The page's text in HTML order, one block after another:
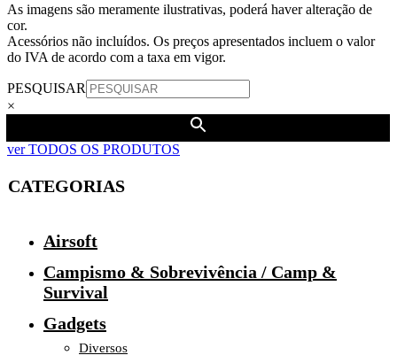
As imagens são meramente ilustrativas, poderá haver alteração de
cor.
Acessórios não incluídos. Os preços apresentados incluem o valor
do IVA de acordo com a taxa em vigor.
PESQUISAR
×
ver TODOS OS PRODUTOS
CATEGORIAS
Airsoft
Campismo & Sobrevivência / Camp &
Survival
Gadgets
Diversos